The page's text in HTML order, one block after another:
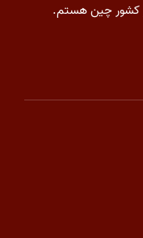
کشور چین هستم.